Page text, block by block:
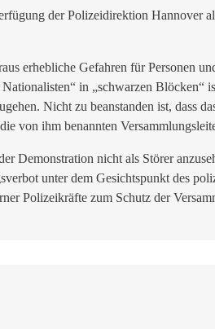
der Polizeidirektion Hannover
erhebliche Gefahren für Personen
in „schwarzen Blöcken“
Nicht zu beanstanden ist, dass
von ihm benannten
Demonstration nicht als Störer
unter dem Gesichtspunkt des
Polizeikräfte zum Schutz der